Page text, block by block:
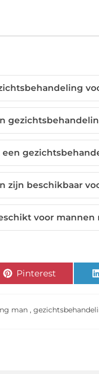
zijn beschikbaar
voor
Pinterest
man ,